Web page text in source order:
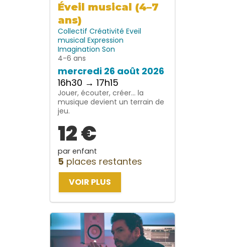
Éveil musical (4–7
ans)
Collectif Créativité Eveil
musical Expression
Imagination Son
4-6 ans
mercredi 26 août 2026
16h30 → 17h15
Jouer, écouter, créer… la
musique devient un terrain de
jeu.
12 €
par enfant
5 places restantes
VOIR PLUS